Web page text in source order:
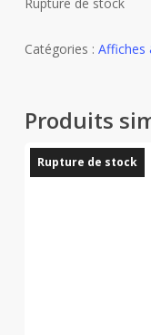
Catégories : Affiches
Produits
Rupture de stock